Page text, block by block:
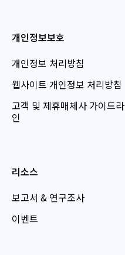
개인정보보호
개인정보 처리방침
웹사이트 개인정보 처리방침
고객 및 제휴매체사 가이드라
인
리소스
보고서 & 연구조사
이벤트